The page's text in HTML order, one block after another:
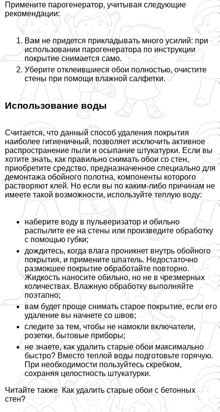
Примените парогенератор, учитывая следующие
рекомендации:
Вам не придется прикладывать много усилий: при
использовании парогенератора по инструкции
покрытие снимается само.
Уберите отклеившиеся обои полностью, очистите
стены при помощи влажной салфетки.
Использование воды
Считается, что данный способ удаления покрытия
наиболее гигиеничный, позволяет исключить активное
распространение пыли и осыпание штукатурки. Если вы
хотите знать, как правильно снимать обои со стен,
приобретите средство, предназначенное специально для
демонтажа обойного полотна, компоненты которого
растворяют клей. Но если вы по каким-либо причинам не
имеете такой возможности, используйте теплую воду:
наберите воду в пульверизатор и обильно
распылите ее на стены или произведите обработку
с помощью губки;
дождитесь, когда влага проникнет внутрь обойного
покрытия, и примените шпатель. Недостаточно
размокшее покрытие обработайте повторно.
Жидкость наносите обильно, но не в чрезмерных
количествах. Влажную обработку выполняйте
поэтапно;
вам будет проще снимать старое покрытие, если его
удаление вы начнете со швов;
следите за тем, чтобы не намокли включатели,
розетки, бытовые приборы;
не знаете, как удалить старые обои максимально
быстро? Вместо теплой воды подготовьте горячую.
При необходимости пользуйтесь скребком,
сохраняя целостность штукатурки.
Читайте также Как удалить старые обои с бетонных
стен?